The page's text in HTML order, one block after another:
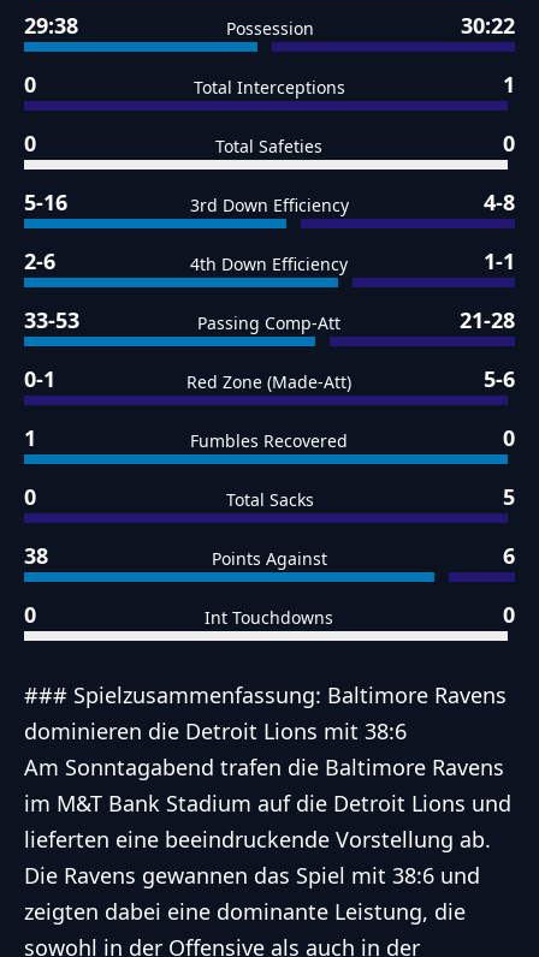
29:38 Possession 30:22
0 Total Interceptions 1
0 Total Safeties 0
5-16 3rd Down Efficiency 4-8
2-6 4th Down Efficiency 1-1
33-53 Passing Comp-Att 21-28
0-1 Red Zone (Made-Att) 5-6
1 Fumbles Recovered 0
0 Total Sacks 5
38 Points Against 6
0 Int Touchdowns 0
### Spielzusammenfassung: Baltimore Ravens
dominieren die Detroit Lions mit 38:6
Am Sonntagabend trafen die Baltimore Ravens
im M&T Bank Stadium auf die Detroit Lions und
lieferten eine beeindruckende Vorstellung ab.
Die Ravens gewannen das Spiel mit 38:6 und
zeigten dabei eine dominante Leistung, die
sowohl in der Offensive als auch in der